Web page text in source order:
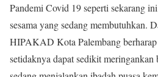
Pandemi Covid 19 seperti sekarang
sesama yang sedang membutuhkan.
HIPAKAD Kota Palembang berharap
setidaknya dapat sedikit meringankan